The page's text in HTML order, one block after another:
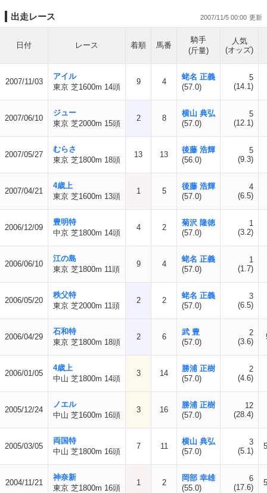
出走レース 2007/11/5 00:00
日付 レース 着順 馬番
騎手
(斤量)
人気
(オッズ)
2007/11/03
アイル
東京 芝1600m 14頭
9 4
蛯名 正義
(57.0)
5
(14.1)
2007/06/10
ジュー
東京 芝2000m 15頭
2 8
横山 典弘
(57.0)
5
(12.1)
2007/05/27
むらさ
東京 芝1800m 18頭
13 13
後藤 浩輝
(56.0)
5
(9.3)
2007/04/21
4歳上
東京 芝1600m 13頭
1 5
後藤 浩輝
(57.0)
4
(6.5)
2006/12/09
豊明特
中京 芝1800m 14頭
4 2
菊沢 隆徳
(57.0)
1
(3.2)
2006/06/10
江の島
東京 芝1800m 11頭
9 4
蛯名 正義
(57.0)
1
(1.7)
2006/05/20
秩父特
東京 芝2000m 11頭
2 2
蛯名 正義
(57.0)
3
(6.5)
2006/04/29
石和特
東京 芝1800m 18頭
2 6
武 豊
(57.0)
2
(3.6)
2006/01/05
4歳上
中山 芝1800m 14頭
3 14
勝浦 正樹
(57.0)
2
(4.6)
2005/12/24
ノエル
中山 芝1600m 16頭
3 16
勝浦 正樹
(57.0)
12
(28.4)
2005/03/05
両国特
中山 芝1800m 16頭
7 11
横山 典弘
(57.0)
3
(5.1)
2004/11/21
神奈新
東京 芝1800m 16頭
1 2
岡部 幸雄
(55.0)
6
(17.6)